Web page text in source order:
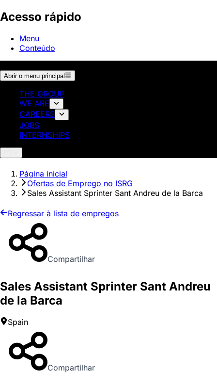
Acesso rápido
Menu
Conteúdo
Abrir o menu principal
THE GROUP
WE ARE
CAREERS
JOBS
INTERNSHIPS
Página inicial
Ofertas de Emprego no ISRG
Sales Assistant Sprinter Sant Andreu de la Barca
Regressar à lista de empregos
Compartilhar
Sales Assistant Sprinter Sant Andreu
de la Barca
Spain
Compartilhar